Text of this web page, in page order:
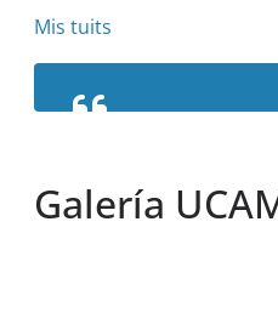
Mis tuits
Galería